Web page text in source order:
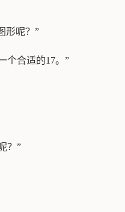
形呢？”
个合适的17。”
？”